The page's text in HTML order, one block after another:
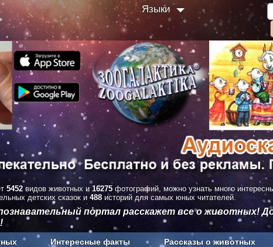
Языки
5452 видов животных и 16275 фотографий, можно узнать много
детских сказок и 488 историй для самых юных читателей.
портал расскажет все о животных!
Интересные факты Рассказы о животных